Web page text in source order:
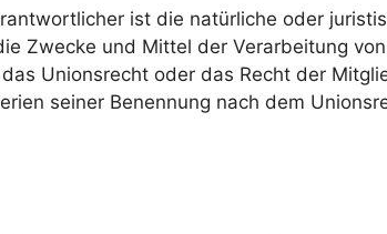
ist die natürliche oder
Zwecke und Mittel der Verarbeitung
Unionsrecht oder das Recht der
seiner Benennung nach dem